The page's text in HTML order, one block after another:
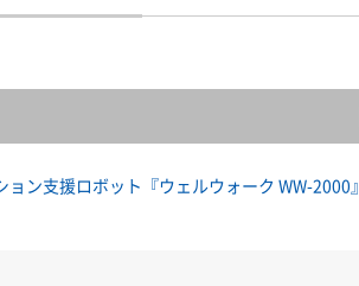
ョン支援ロボット『ウェルウォーク WW-2000』